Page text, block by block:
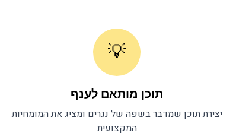
💡
תוכן מותאם לענף
יצירת תוכן שמדבר בשפה של נגרים ומציג את המומחיות
המקצועית